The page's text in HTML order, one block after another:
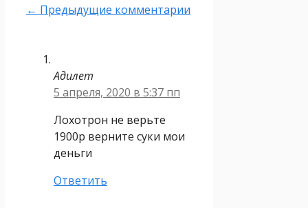
← Предыдущие комментарии
Адилет
5 апреля, 2020 в 5:37 пп
Лохотрон не верьте
1900р верните суки мои
деньги
Ответить